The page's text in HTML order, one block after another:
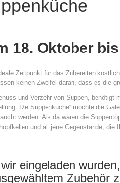
18. Oktober
Zeitpunkt für das Zubereiten
keinen Zweifel daran, dass es die
und Verzehr von Suppen, benötigt
„Die Suppenküche“ möchte die
werden. Als da wären die
und all jene Gegenstände, die
eingeladen
Zubehör